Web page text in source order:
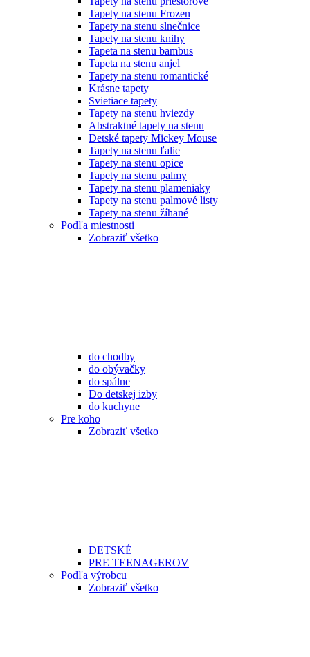
Tapety na stenu Frozen
Tapety na stenu slnečnice
Tapety na stenu knihy
Tapeta na stenu bambus
Tapeta na stenu anjel
Tapety na stenu romantické
Krásne tapety
Svietiace tapety
Tapety na stenu hviezdy
Abstraktné tapety na stenu
Detské tapety Mickey Mouse
Tapety na stenu ľalie
Tapety na stenu opice
Tapety na stenu palmy
Tapety na stenu plameniaky
Tapety na stenu palmové listy
Tapety na stenu žíhané
Podľa miestnosti
Zobraziť všetko
do chodby
do obývačky
do spálne
Do detskej izby
do kuchyne
Pre koho
Zobraziť všetko
DETSKÉ
PRE TEENAGEROV
Podľa výrobcu
Zobraziť všetko